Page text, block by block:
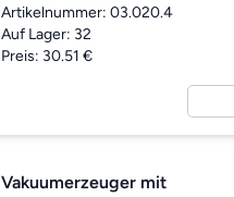
Artikelnummer: 03.020.4
Auf Lager: 32
Preis: 30.51 €
Vakuumerzeuger mit